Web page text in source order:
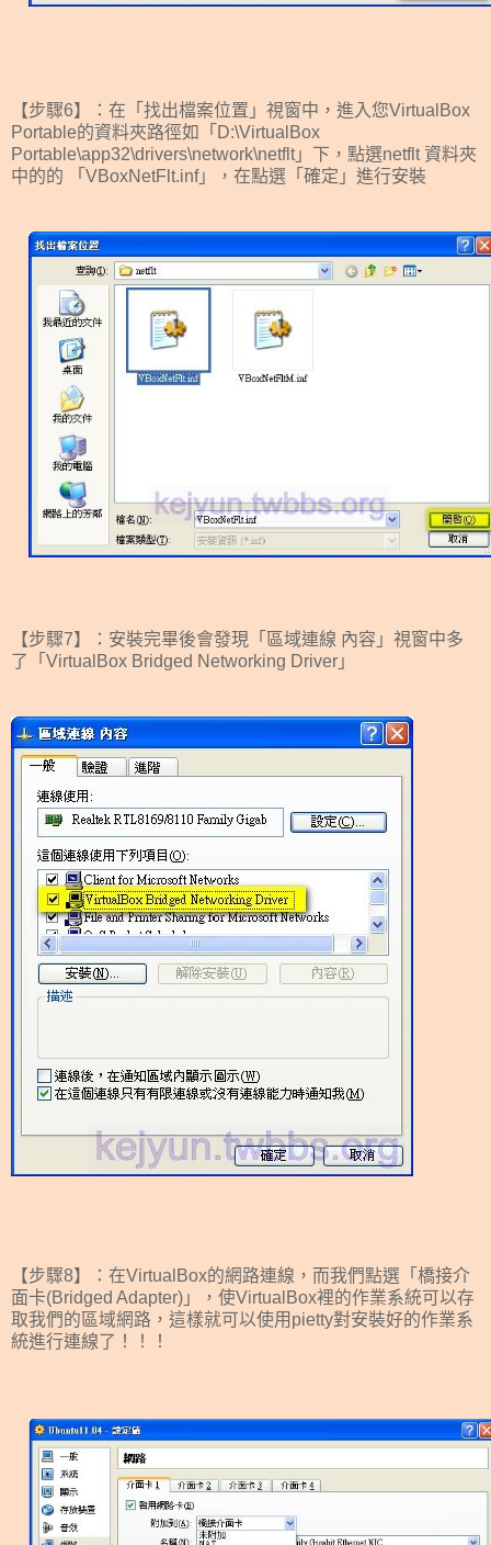
【步驟6】：在「找出檔案位置」視窗中，進入您VirtualBox
Portable的資料夾路徑如「D:\VirtualBox
Portable\app32\drivers\network\netflt」下，點選netflt 資料夾
中的的 「VBoxNetFlt.inf」，在點選「確定」進行安裝
【步驟7】：安裝完畢後會發現 「區域連線 內容」視窗中多
了「VirtualBox Bridged Networking Driver」
【步驟8】：在VirtualBox的網路連線，而我們點選 「橋接介
面卡(Bridged Adapter) 」
，使VirtualBox裡的作業系統可以存
取我們的區域網路，這樣就可以使用pietty對安裝好的作業系
統進行連線了！！！